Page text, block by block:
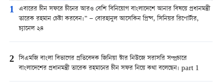
1 এবারের চীন সফরে চীনের আরও বেশি বিনিয়োগ বাংলাদেশে আনার বিষয়ে প্রধানমন্ত্রী
তারেক রহমান চেষ্টা করবেন।” — বোরহানুল আসেকিন প্রিন্স, সিনিয়র রিপোর্টার,
চ্যানেল ২৪
2 সিএমজি বাংলা বিভাগের প্রতিবেদক জিনিয়া স্টার নিউজে সরাসরি সম্প্রচারে
বাংলাদেশের প্রধানমন্ত্রী তারেক রহমানের চীন সফর নিয়ে কথা বলেছেন। part 1